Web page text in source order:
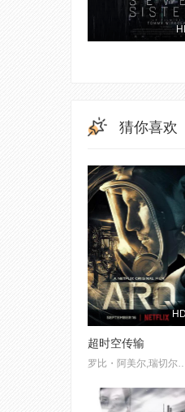
猜你喜欢
HD
超时空传输
罗比・阿美尔,瑞切尔・泰勒,肖恩・本森